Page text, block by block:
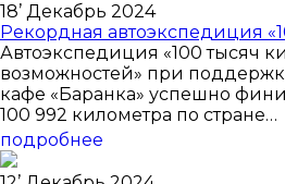
18’ Декабрь 2024
Рекордная автоэкспедиция
Автоэкспедиция «100 тысяч
возможностей» при
кафе «Баранка» успешно
100 992 километра по стране…
подробнее